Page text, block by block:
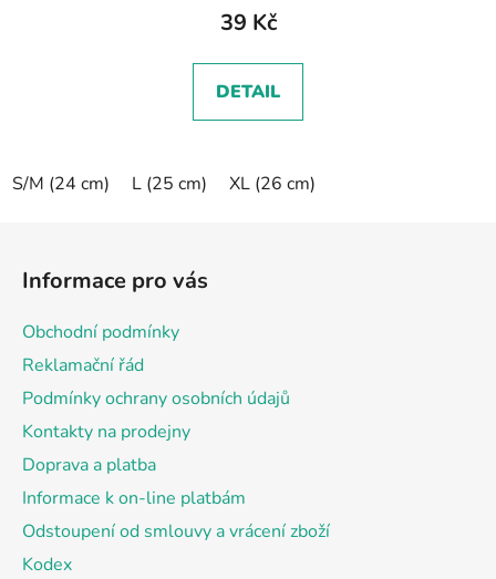
39 Kč
DETAIL
S/M (24 cm) L (25 cm) XL (26 cm)
Informace pro vás
Obchodní podmínky
Reklamační řád
Podmínky ochrany osobních údajů
Kontakty na prodejny
Doprava a platba
Informace k on-line platbám
Odstoupení od smlouvy a vrácení zboží
Kodex